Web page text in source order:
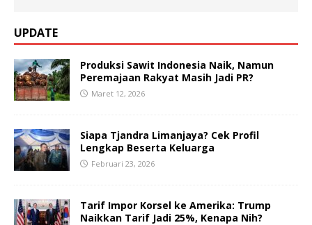
UPDATE
Produksi Sawit Indonesia Naik, Namun
Peremajaan Rakyat Masih Jadi PR?
Maret 12, 2026
Siapa Tjandra Limanjaya? Cek Profil
Lengkap Beserta Keluarga
Februari 23, 2026
Tarif Impor Korsel ke Amerika: Trump
Naikkan Tarif Jadi 25%, Kenapa Nih?